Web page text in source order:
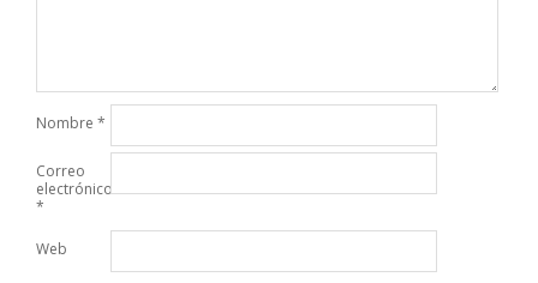
Nombre *
Correo
electrónico
*
Web